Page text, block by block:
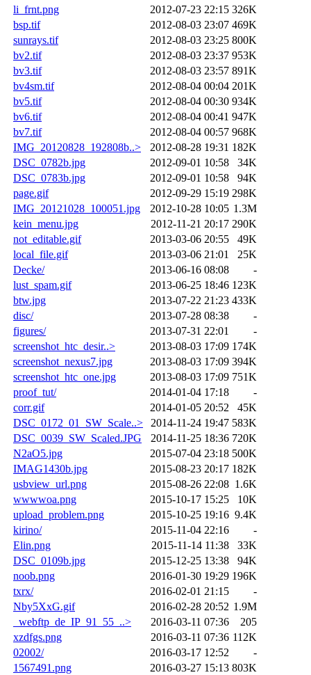
li_frnt.png 2012-07-23 22:15 326K
bsp.tif
2012-08-03 23:07 469K
sunrays.tif
2012-08-03 23:25 800K
bv2.tif
2012-08-03 23:37 953K
bv3.tif
2012-08-03 23:57 891K
bv4sm.tif
2012-08-04 00:04 201K
bv5.tif
2012-08-04 00:30 934K
bv6.tif
2012-08-04 00:41 947K
bv7.tif
2012-08-04 00:57 968K
IMG_20120828_192808b..>
2012-08-28 19:31 182K
DSC_0782b.jpg
2012-09-01 10:58
34K
DSC_0783b.jpg
2012-09-01 10:58
94K
page.gif
2012-09-29 15:19 298K
IMG_20121028_100051.jpg
2012-10-28 10:05 1.3M
kein_menu.jpg
2012-11-21 20:17 290K
not_editable.gif
2013-03-06 20:55
49K
local_file.gif
2013-03-06 21:01
25K
Decke/
2013-06-16 08:08
-
lust_spam.gif
2013-06-25 18:46 123K
btw.jpg
2013-07-22 21:23 433K
disc/
2013-07-28 08:38
-
figures/
2013-07-31 22:01
-
screenshot_htc_desir..>
2013-08-03 17:09 174K
screenshot_nexus7.jpg
2013-08-03 17:09 394K
screenshot_htc_one.jpg
2013-08-03 17:09 751K
proof_tut/
2014-01-04 17:18
-
corr.gif
2014-01-05 20:52
45K
DSC_0172_01_SW_Scale..>
2014-11-24 19:47 583K
DSC_0039_SW_Scaled.JPG
2014-11-25 18:36 720K
N2aO5.jpg
2015-07-04 23:18 500K
IMAG1430b.jpg
2015-08-23 20:17 182K
usbview_url.png
2015-08-26 22:08 1.6K
wwwwoa.png
2015-10-17 15:25
10K
upload_problem.png
2015-10-25 19:16 9.4K
kirino/
2015-11-04 22:16
-
Elin.png
2015-11-14 11:38
33K
DSC_0109b.jpg
2015-12-25 13:38
94K
noob.png
2016-01-30 19:29 196K
txrx/
2016-02-01 21:15
-
Nby5XxG.gif
2016-02-28 20:52 1.9M
_webftp_de_IP_91_55_..>
2016-03-11 07:36
205
xzdfgs.png
2016-03-11 07:36 112K
02002/
2016-03-17 12:52
-
1567491.png
2016-03-27 15:13 803K